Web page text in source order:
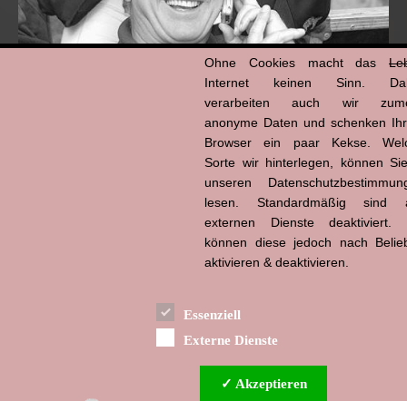
Ohne Cookies macht das
Internet keinen Sinn.
verarbeiten auch wir
anonyme Daten und schenken
Browser ein paar Kekse.
Sorte wir hinterlegen, können
unseren
lesen. Standardmäßig sind
externen Dienste deaktiviert.
können diese jedoch nach
aktivieren & deaktivieren.
Essenziell
Externe Dienste
✓ Akzeptieren